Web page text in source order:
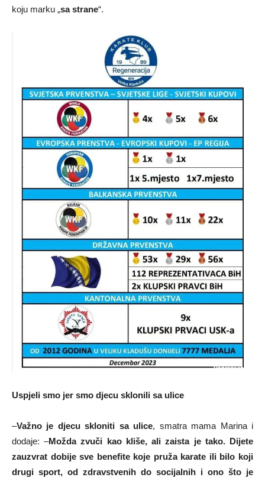
koju marku „sa strane“.
Uspjeli smo jer smo djecu sklonili sa ulice
–Važno je djecu skloniti sa ulice, smatra mama Marina i
dodaje: –Možda zvuči kao kliše, ali zaista je tako. Dijete
zauzvrat dobije sve benefite koje pruža karate ili bilo koji
drugi sport, od zdravstvenih do socijalnih i ono što je